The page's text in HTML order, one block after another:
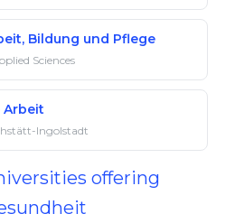
Bildung und Pflege
Sciences
Arbeit
Ingolstadt
offering